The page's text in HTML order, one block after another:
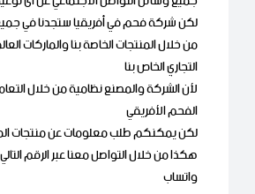
لكن شركة فحم في أفريقيا ستجدنا في
من خلال المنتجات الخاصة بنا والماركات
التجاري الخاص بنا
لأن الشركة والمصنع نظامية من خلال
الفحم الأفريقي
لكن يمكنكم طلب معلومات عن منتجات
هكذا من خلال التواصل معنا عبر الرقم
واتساب